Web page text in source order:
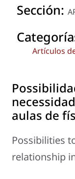
Sección:
Artículos
aulas de
Possibilities
relationship